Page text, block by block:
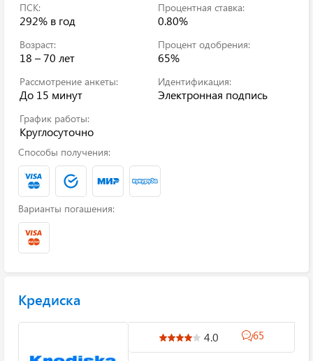
ПСК:
292% в год
Процентная ставка:
0.80%
Возраст:
18 – 70 лет
Процент одобрения:
65%
Рассмотрение анкеты:
До 15 минут
Идентификация:
Электронная подпись
График работы:
Круглосуточно
Способы получения:
Варианты погашения:
Кредиска
4.0 65